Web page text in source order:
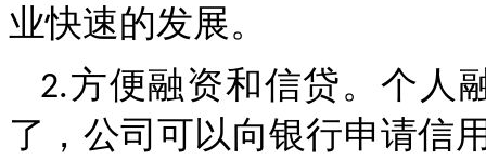
业快速的发展。
2.方便融资和信贷。个人
了，公司可以向银行申请信